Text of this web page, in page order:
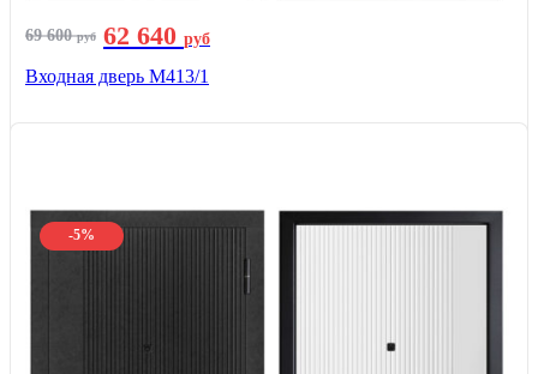
69 600руб 62 640 руб
Входная дверь М413/1
-5%